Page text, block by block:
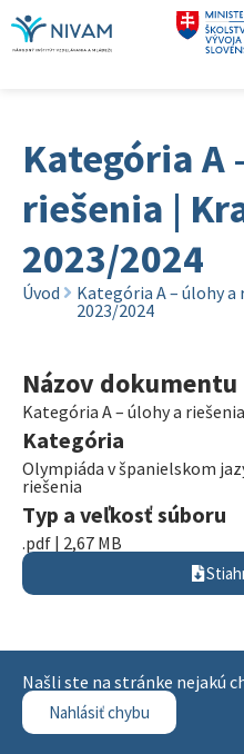
Kategória A
riešenia |
2023/2024
Úvod
Kategória A – úlohy
2023/2024
Názov dokumentu
Kategória A – úlohy a
Kategória
Olympiáda v španielskom
riešenia
Typ a veľkosť súboru
.pdf | 2,67 MB
Našli ste na stránke nejakú
Nahlásiť chybu